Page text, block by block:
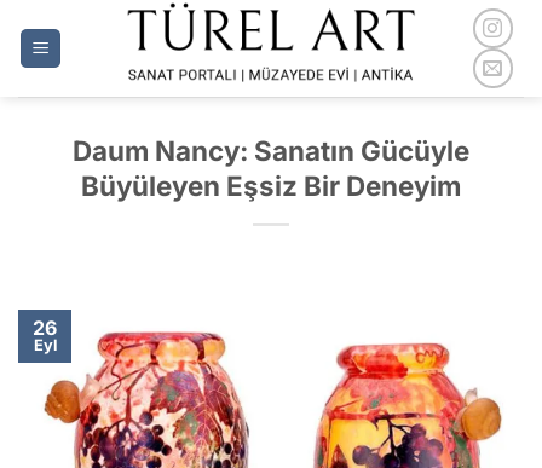
Daum Nancy: Sanatın Gücüyle
Büyüleyen Eşsiz Bir Deneyim
26
Eyl